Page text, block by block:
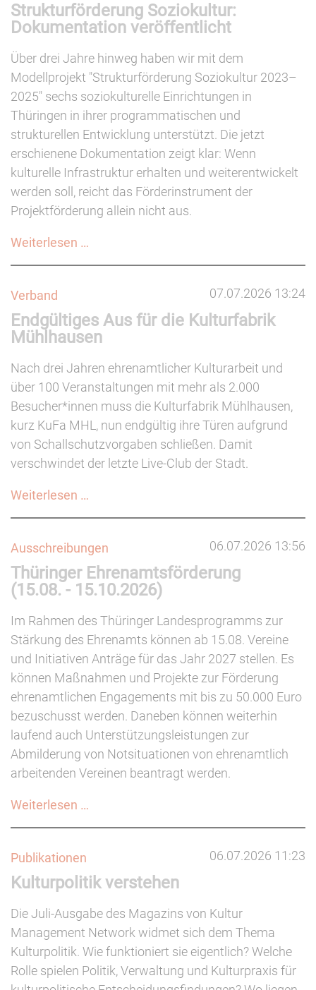
Herbst
Strukturförderung Soziokultur:
Dokumentation veröffentlicht
Über drei Jahre hinweg haben wir mit dem
Modellprojekt "Strukturförderung Soziokultur 2023–
2025" sechs soziokulturelle Einrichtungen in
Thüringen in ihrer programmatischen und
strukturellen Entwicklung unterstützt. Die jetzt
erschienene Dokumentation zeigt klar: Wenn
kulturelle Infrastruktur erhalten und weiterentwickelt
werden soll, reicht das Förderinstrument der
Projektförderung allein nicht aus.
Weiterlesen …
07.07.2026 13:24
Verband
Endgültiges Aus für die Kulturfabrik
Mühlhausen
Nach drei Jahren ehrenamtlicher Kulturarbeit und
über 100 Veranstaltungen mit mehr als 2.000
Besucher*innen muss die Kulturfabrik Mühlhausen,
kurz KuFa MHL, nun endgültig ihre Türen aufgrund
von Schallschutzvorgaben schließen. Damit
verschwindet der letzte Live-Club der Stadt.
Weiterlesen …
die
Kulturfabrik
Mühlhausen
06.07.2026 13:56
Ausschreibungen
Thüringer Ehrenamtsförderung
(15.08. - 15.10.2026)
Im Rahmen des Thüringer Landesprogramms zur
Stärkung des Ehrenamts können ab 15.08. Vereine
und Initiativen Anträge für das Jahr 2027 stellen. Es
können Maßnahmen und Projekte zur Förderung
ehrenamtlichen Engagements mit bis zu 50.000 Euro
bezuschusst werden. Daneben können weiterhin
laufend auch Unterstützungsleistungen zur
Abmilderung von Notsituationen von ehrenamtlich
arbeitenden Vereinen beantragt werden.
Weiterlesen …
15.10.2026)
06.07.2026 11:23
Publikationen
Kulturpolitik verstehen
Die Juli-Ausgabe des Magazins von Kultur
Management Network widmet sich dem Thema
Kulturpolitik. Wie funktioniert sie eigentlich? Welche
Rolle spielen Politik, Verwaltung und Kulturpraxis für